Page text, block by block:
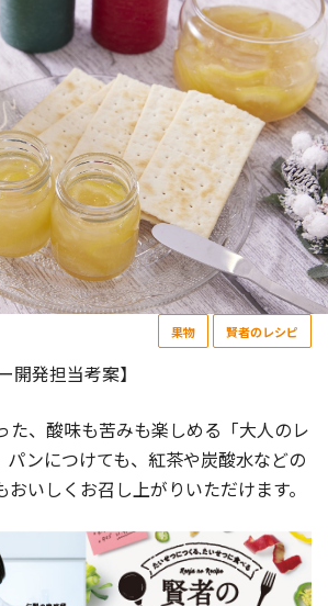
果物 賢者のレシピ
開発担当考案】
た、酸味も苦みも楽しめる「大人のレ
パンにつけても、紅茶や炭酸水などの
おいしくお召し上がりいただけます。